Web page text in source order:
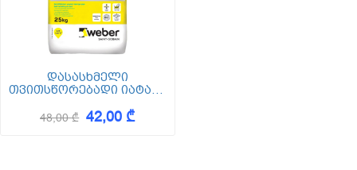
დასასხმელი
თვითსწორებადი იატაკი
1010
48,00 ₾ 42,00 ₾